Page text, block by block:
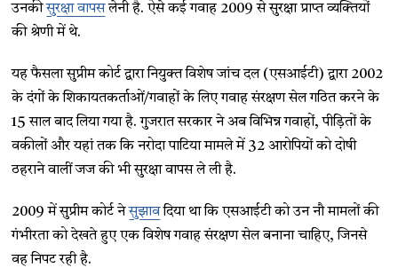
उनकीसुरक्षा वापसलेनी है. ऐसे कई गवाह 2009 से सुरक्षा प्राप्त व्यक्तियों
की श्रेणी में थे.
यह फैसला सुप्रीम कोर्ट द्वारा नियुक्त विशेष जांच दल (एसआईटी) द्वारा 2002
के दंगों के शिकायतकर्ताओं/गवाहों के लिए गवाह संरक्षण सेल गठित करने के
15 साल बाद लिया गया है. गुजरात सरकार ने अब विभिन्न गवाहों, पीड़ितों के
वकीलों और यहां तक कि नरोदा पाटिया मामले में 32 आरोपियों को दोषी
ठहराने वालीं जज की भी सुरक्षा वापस ले ली है.
2009 में सुप्रीम कोर्ट नेसुझावदिया था कि एसआईटी को उन नौ मामलों की
गंभीरता को देखते हुए एक विशेष गवाह संरक्षण सेल बनाना चाहिए, जिनसे
वह निपट रही है.